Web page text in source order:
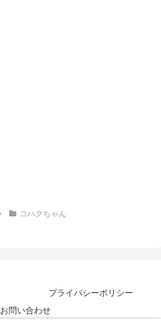
コハクちゃん
プライバシーポリシー
お問い合わせ